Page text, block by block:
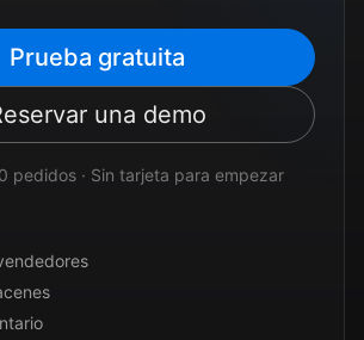
Prueba gratuita
una demo
pedidos · Sin tarjeta para empezar